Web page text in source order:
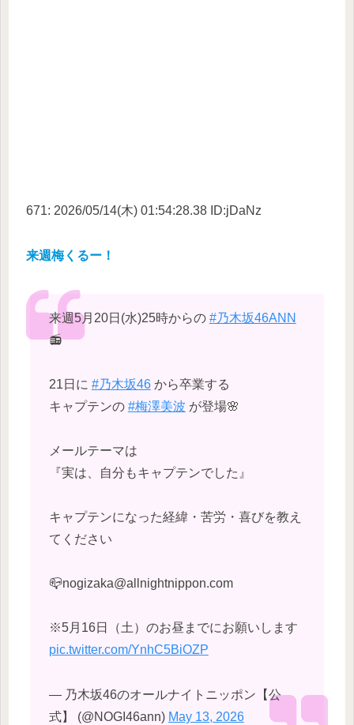
671: 2026/05/14(木) 01:54:28.38 ID:jDaNz
来週梅くるー！
来週5月20日(水)25時からの #乃木坂46ANN
📻
21日に #乃木坂46から卒業する
キャプテンの #梅澤美波 が登場🌸
メールテーマは
『実は、自分もキャプテンでした』
キャプテンになった経緯・苦労・喜びを教え
てください
📪nogizaka@allnightnippon.com
※5月16日（土）のお昼までにお願いします
pic.twitter.com/YnhC5BiOZP
— 乃木坂46のオールナイトニッポン【公
式】 (@NOGI46ann) May 13, 2026